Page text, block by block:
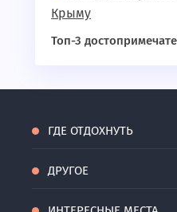
Топ-3
ГДЕ ОТДОХНУТЬ
ДРУГОЕ